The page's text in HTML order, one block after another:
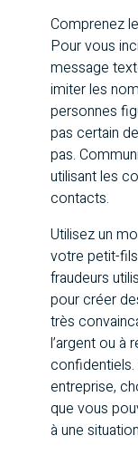
Comprenez
Pour vous
message
imiter les
personnes
pas certain
pas.
utilisant les
contacts.
Utilisez un
votre petit-
fraudeurs
pour créer
très
l’argent ou à
entreprise,
que vous
à une